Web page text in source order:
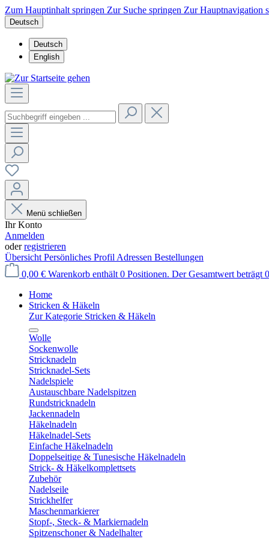
Zum Hauptinhalt springen Zur Suche springen Zur Hauptnavigation
Deutsch
Deutsch
English
Menü schließen
Ihr Konto
Anmelden
oderregistrieren
Übersicht Persönliches Profil Adressen Bestellungen
0,00 € Warenkorb enthält 0 Positionen. Der Gesamtwert beträgt
Home
Stricken & Häkeln
Zur Kategorie Stricken & Häkeln
Wolle
Sockenwolle
Stricknadeln
Stricknadel-Sets
Nadelspiele
Austauschbare Nadelspitzen
Rundstricknadeln
Jackennadeln
Häkelnadeln
Häkelnadel-Sets
Einfache Häkelnadeln
Doppelseitige & Tunesische Häkelnadeln
Strick- & Häkelkomplettsets
Zubehör
Nadelseile
Strickhelfer
Maschenmarkierer
Stopf-, Steck- & Markiernadeln
Spitzenschoner & Nadelhalter